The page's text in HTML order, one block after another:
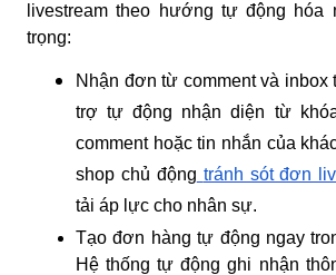
livestream theo hướng tự động hóa
trọng:
Nhận đơn từ comment và inbox
trợ tự động nhận diện từ
comment hoặc tin nhắn của
shop chủ động tránh sót đơn
tải áp lực cho nhân sự.
Tạo đơn hàng tự động ngay
Hệ thống tự động ghi nhận